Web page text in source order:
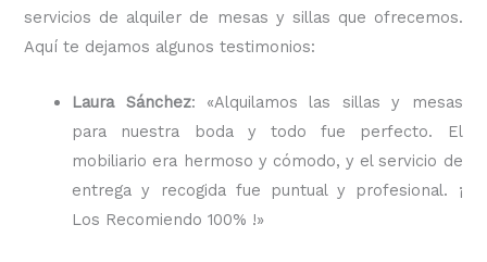
servicios de alquiler de mesas y sillas que ofrecemos.
Aquí te dejamos algunos testimonios:
Laura Sánchez: «Alquilamos las sillas y mesas
para nuestra boda y todo fue perfecto. El
mobiliario era hermoso y cómodo, y el servicio de
entrega y recogida fue puntual y profesional. ¡
Los Recomiendo 100% !»